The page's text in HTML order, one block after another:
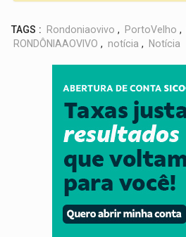
TAGS : Rondoniaovivo , PortoVelho ,
RONDÔNIAAOVIVO , notícia , Notícia